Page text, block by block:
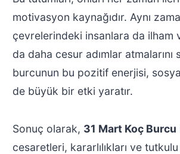
motivasyon kaynağıdır. Aynı
çevrelerindeki insanlara da ilham
da daha cesur adımlar atmalarını
burcunun bu pozitif enerjisi,
de büyük bir etki yaratır.
Sonuç olarak, 31 Mart Koç Burcu
cesaretleri, kararlılıkları ve tutkulu